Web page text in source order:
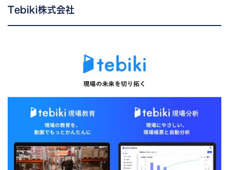
Tebiki株式会社